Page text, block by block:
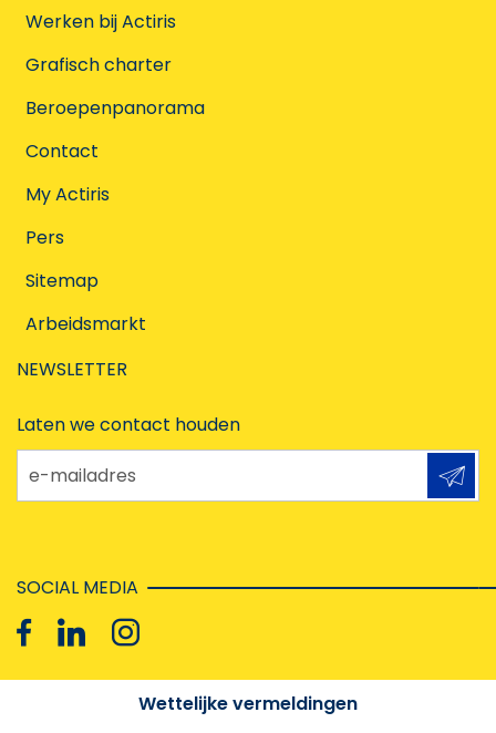
Werken bij Actiris
Grafisch charter
Beroepenpanorama
Contact
My Actiris
Pers
Sitemap
Arbeidsmarkt
NEWSLETTER
Laten we contact houden
e-mailadres
SOCIAL MEDIA
Wettelijke vermeldingen